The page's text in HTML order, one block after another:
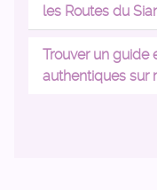
les Routes du
Trouver un guide
authentiques sur